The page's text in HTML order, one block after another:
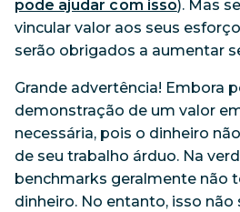
pode ajudar com isso). Mas
vincular valor aos seus
serão obrigados a aumentar
Grande advertência! Embora
demonstração de um valor
necessária, pois o dinheiro
de seu trabalho árduo. Na
benchmarks geralmente não
dinheiro. No entanto, isso não